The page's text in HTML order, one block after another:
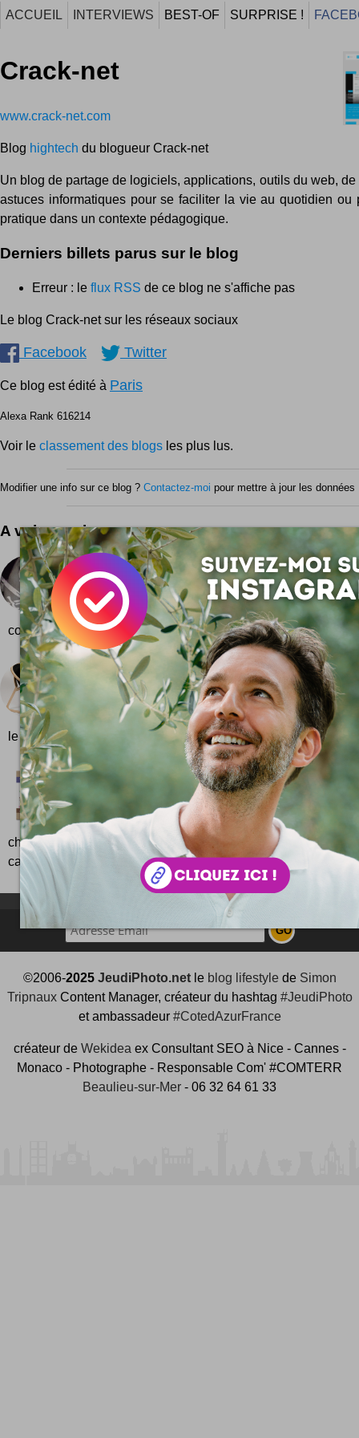
ACCUEIL INTERVIEWS BEST-OF SURPRISE !
Crack-net
www.crack-net.com
Blog hightech du blogueur Crack-net
Un blog de partage de logiciels, applications, outils du web, de
astuces informatiques pour se faciliter la vie au quotidien ou
pratique dans un contexte pédagogique.
Derniers billets parus sur le blog
Erreur : le flux RSS de ce blog ne s'affiche pas
Le blog Crack-net sur les réseaux sociaux
Facebook Twitter
Ce blog est édité à Paris
Alexa Rank 616214
Voir le classement des blogs les plus lus.
Modifier une info sur ce blog ? Contactez-moi pour mettre à jour les données
A voir aussi ...
Universal Music France pirates ?
Comme quoi on en apprend de bien bonnes dans
Extrait : le Tribunal de Grande Instance de Paris
commercialisant le vidéogramme...
Chaise Be Inspired
La chaise design Be Inspired est vraiment toute
Elle donne envie de se lover dedans ! Une chaise
le designer Italien Manolo Bossi et fabriq...
Onaturo, le chocolat bio d'exception !
Et me voilà reparti pour un test chocolaté ! Cette
invite à découvrir Onaturo, une collection de
chatouillent nos papilles avec délice. Comme vous le savez
car vous lisez l'intégralité de mes publications avec l'avidité
NEWSLETTER FOR EVER !
©2006-2025 JeudiPhoto.netle blog lifestylede Simon
TripnauxContent Manager, créateur du hashtag #JeudiPhoto
et ambassadeur #CotedAzurFrance
créateur de Wekidea ex Consultant SEO à Nice - Cannes -
Monaco - Photographe - Responsable Com' #COMTERR
Beaulieu-sur-Mer - 06 32 64 61 33